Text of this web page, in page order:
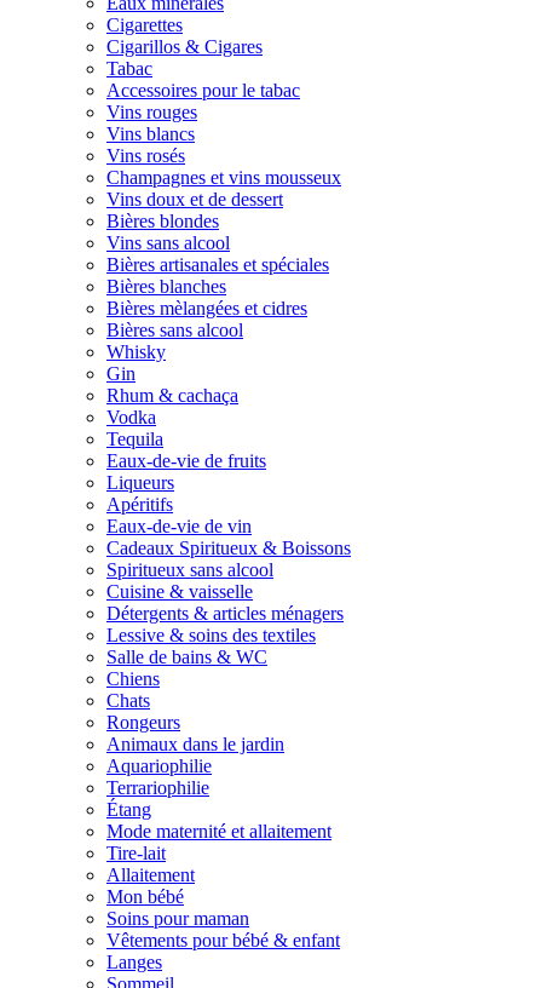
Cigarettes
Cigarillos & Cigares
Tabac
Accessoires pour le tabac
Vins rouges
Vins blancs
Vins rosés
Champagnes et vins mousseux
Vins doux et de dessert
Bières blondes
Vins sans alcool
Bières artisanales et spéciales
Bières blanches
Bières mèlangées et cidres
Bières sans alcool
Whisky
Gin
Rhum & cachaça
Vodka
Tequila
Eaux-de-vie de fruits
Liqueurs
Apéritifs
Eaux-de-vie de vin
Cadeaux Spiritueux & Boissons
Spiritueux sans alcool
Cuisine & vaisselle
Détergents & articles ménagers
Lessive & soins des textiles
Salle de bains & WC
Chiens
Chats
Rongeurs
Animaux dans le jardin
Aquariophilie
Terrariophilie
Étang
Mode maternité et allaitement
Tire-lait
Allaitement
Mon bébé
Soins pour maman
Vêtements pour bébé & enfant
Langes
Sommeil